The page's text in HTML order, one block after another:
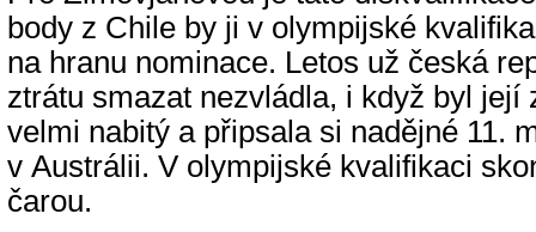
body z Chile by ji v olympijské
na hranu nominace. Letos už česká
ztrátu smazat nezvládla, i když byl její
velmi nabitý a připsala si nadějné 11.
v Austrálii. V olympijské kvalifikaci
čarou.